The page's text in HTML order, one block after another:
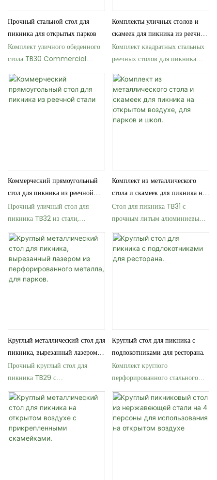
Прочный стальной стол для
пикника для открытых парков
Комплект уличного обеденного
стола TB30 Commercial
длиной 8 футов.
Комплекты уличных столов и
скамеек для пикника из реечной
стали
Комплект квадратных стальных
реечных столов для пикника
TB30 для коммерческого
использования
Коммерческий прямоугольный
стол для пикника из реечной
стали
Прочный уличный стол для
пикника TB32 из стали,
вырезанной лазером, длиной 8
футов (2,4 м).
Комплект из металлического
стола и скамеек для пикника на
открытом воздухе, для парков и
школ.
Стол для пикника TB31 с
прочным литым алюминиевым
основанием
Круглый металлический стол для
пикника, вырезанный лазером
из перфорированного металла,
для парков.
Прочный круглый стол для
пикника TB29 с
термопластичным покрытием и
сиденьями.
Круглый стол для пикника с
подлокотниками для ресторана.
Комплект круглого
перфорированного стального
стола для пикника TB25 для
коммерческого использования